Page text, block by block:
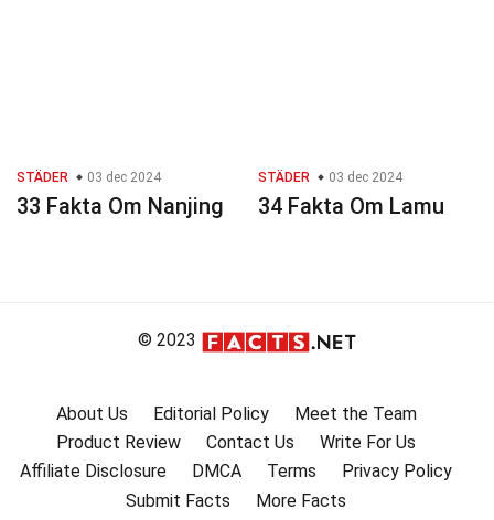
STÄDER 03 dec 2024
33 Fakta Om Nanjing
STÄDER 03 dec 2024
34 Fakta Om Lamu
© 2023
About Us Editorial Policy
Meet the Team
Product Review
Contact Us
Write For Us
Affiliate Disclosure
DMCA Terms
Privacy Policy
Submit Facts
More Facts